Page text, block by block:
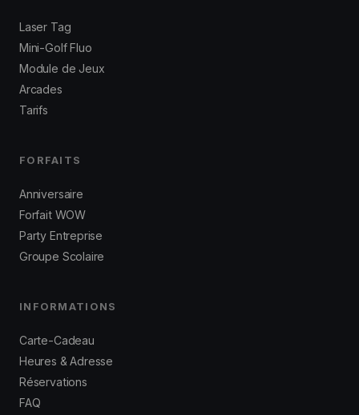
Laser Tag
Mini-Golf Fluo
Module de Jeux
Arcades
Tarifs
FORFAITS
Anniversaire
Forfait WOW
Party Entreprise
Groupe Scolaire
INFORMATIONS
Carte-Cadeau
Heures & Adresse
Réservations
FAQ